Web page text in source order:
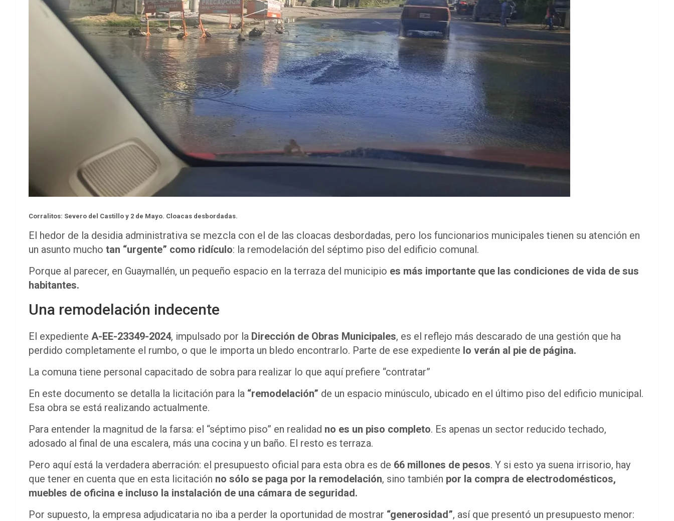
Corralitos: Severo del Castillo y 2 de Mayo. Cloacas desbordadas.
El hedor de la desidia administrativa se mezcla con el de las cloacas desbordadas, pero los funcionarios municipales tienen su atención en
un asunto mucho tan “urgente” como ridículo: la remodelación del séptimo piso del edificio comunal.
Porque al parecer, en Guaymallén, un pequeño espacio en la terraza del municipio es más importante que las condiciones de vida de sus
habitantes.
Una remodelación indecente
El expediente A-EE-23349-2024, impulsado por la Dirección de Obras Municipales, es el reflejo más descarado de una gestión que ha
perdido completamente el rumbo, o que le importa un bledo encontrarlo. Parte de ese expediente lo verán al pie de página.
La comuna tiene personal capacitado de sobra para realizar lo que aquí prefiere “contratar”
En este documento se detalla la licitación para la “remodelación” de un espacio minúsculo, ubicado en el último piso del edificio municipal.
Esa obra se está realizando actualmente.
Para entender la magnitud de la farsa: el “séptimo piso” en realidad no es un piso completo. Es apenas un sector reducido techado,
adosado al final de una escalera, más una cocina y un baño. El resto es terraza.
Pero aquí está la verdadera aberración: el presupuesto oficial para esta obra es de 66 millones de pesos. Y si esto ya suena irrisorio, hay
que tener en cuenta que en esta licitación no sólo se paga por la remodelación, sino también por la compra de electrodomésticos,
muebles de oficina e incluso la instalación de una cámara de seguridad.
Por supuesto, la empresa adjudicataria no iba a perder la oportunidad de mostrar “generosidad”, así que presentó un presupuesto menor: